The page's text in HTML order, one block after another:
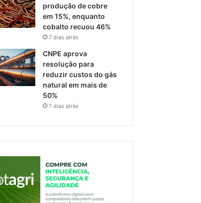
produção de cobre
em 15%, enquanto
cobalto recuou 46%
7 dias atrás
CNPE aprova
resolução para
reduzir custos do gás
natural em mais de
50%
7 dias atrás